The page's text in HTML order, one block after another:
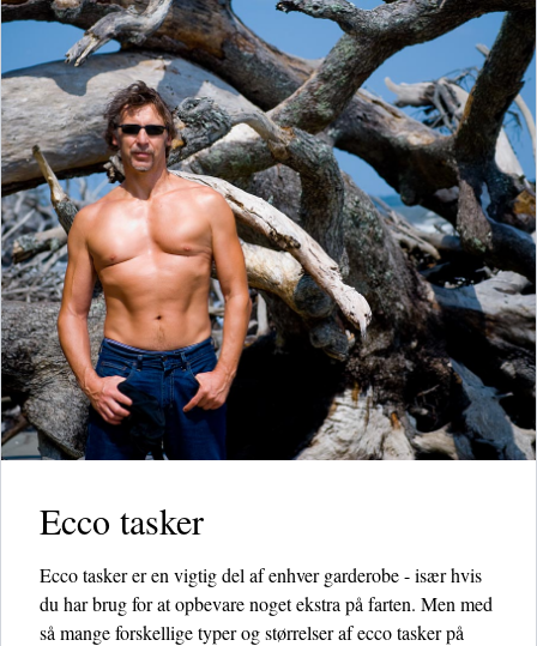
Ecco tasker
Ecco tasker er en vigtig del af enhver garderobe - især hvis
du har brug for at opbevare noget ekstra på farten. Men med
så mange forskellige typer og størrelser af ecco tasker på